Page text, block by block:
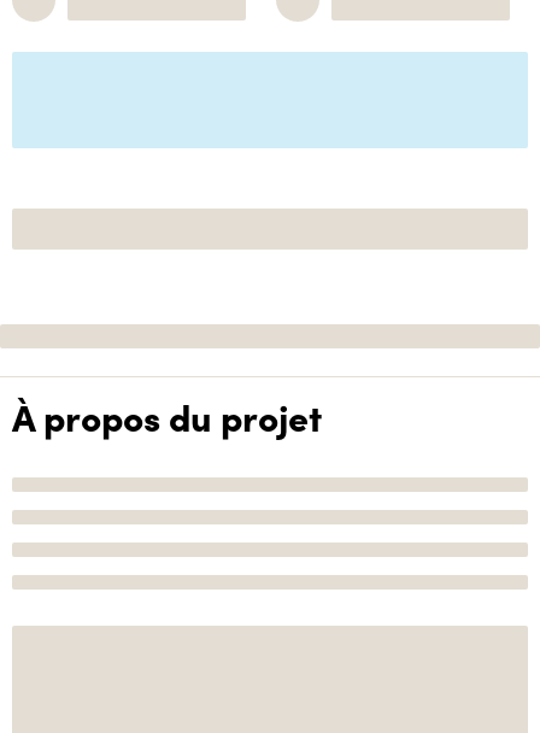
À propos du projet